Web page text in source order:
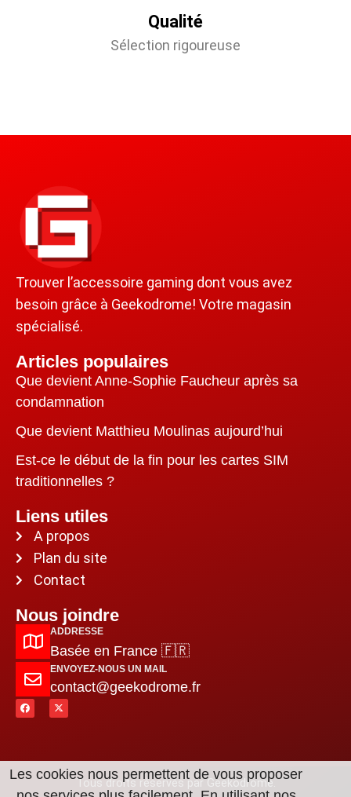
Qualité
Sélection rigoureuse
Trouver l’accessoire gaming dont vous avez
besoin grâce à Geekodrome! Votre magasin
spécialisé.
Articles populaires
Que devient Anne-Sophie Faucheur après sa
condamnation
Que devient Matthieu Moulinas aujourd’hui
Est-ce le début de la fin pour les cartes SIM
traditionnelles ?
Liens utiles
A propos
Plan du site
Contact
Nous joindre
ADDRESSE
Basée en France 🇫🇷
ENVOYEZ-NOUS UN MAIL
contact@geekodrome.fr
Tous droits réservés par Geekodrome.
Les cookies nous permettent de vous proposer